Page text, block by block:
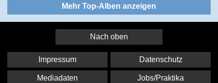
Mehr Top-Alben anzeigen
Nach oben
Impressum Datenschutz
Mediadaten Jobs/Praktika